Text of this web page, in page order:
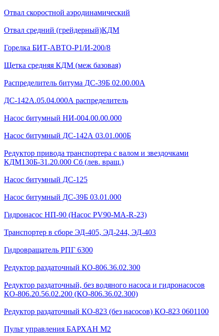
Отвал скоростной аэродинамический
Отвал средний (грейдерный)КДМ
Горелка БИТ-АВТО-Р1/И-200/8
Щетка средняя КДМ (меж базовая)
Распределитель битума ДС-39Б 02.00.00А
ДС-142А.05.04.000А распределитель
Насос битумный НИ-004.00.00.000
Насос битумный ДС-142А 03.01.000Б
Редуктор привода транспортера с валом и звездочками
КДМ130Б-31.20.000 Сб (лев. вращ.)
Насос битумный ДС-125
Насос битумный ДС-39Б 03.01.000
Гидронасос НП-90 (Насос PV90-MA-R-23)
Транспортер в сборе ЭД-405, ЭД-244, ЭД-403
Гидровращатель РПГ 6300
Редуктор раздаточный КО-806.36.02.300
Редуктор раздаточный, без водяного насоса и гидронасосов
КО-806.20.56.02.200 (КО-806.36.02.300)
Редуктор раздаточный КО-823 (без насосов) КО-823 0601100
Пульт управления БАРХАН М2